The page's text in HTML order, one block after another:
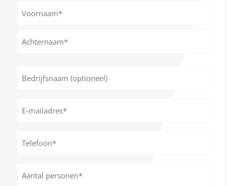
(optioneel)
mailadres
personen